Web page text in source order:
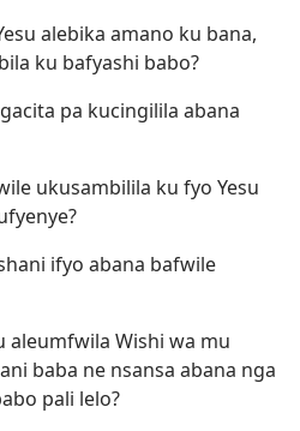
alebika amano ku bana,
ku bafyashi babo?
pa kucingilila abana
ukusambilila ku fyo Yesu
ifyo abana bafwile
aleumfwila Wishi wa mu
baba ne nsansa abana nga
pali lelo?